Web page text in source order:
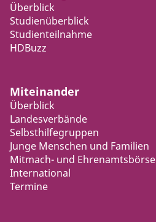
Überblick
Studienüberblick
Studienteilnahme
HDBuzz
Miteinander
Überblick
Landesverbände
Selbsthilfegruppen
Junge Menschen und Familien
Mitmach- und Ehrenamtsbörse
International
Termine